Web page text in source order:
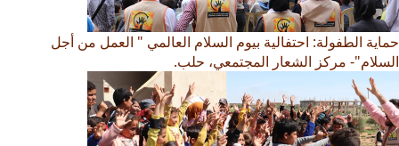
حماية الطفولة: احتفالية بيوم السلام العالمي " العمل من أجل
السلام"- مركز الشعار المجتمعي، حلب.